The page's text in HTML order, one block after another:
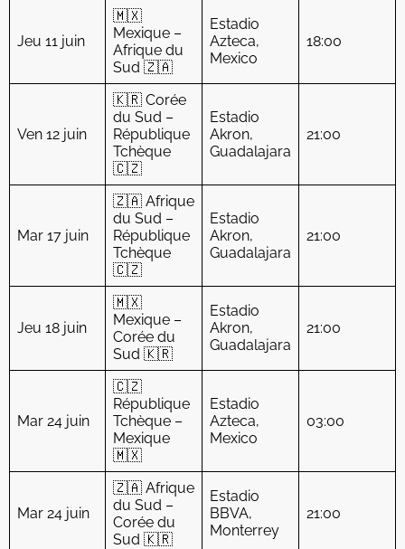
Jeu 11 juin
🇲🇽
Mexique –
Afrique du
Sud 🇿🇦
Estadio
Azteca,
Mexico
18:00
Ven 12 juin
🇰🇷 Corée
du Sud –
République
Tchèque
🇨🇿
Estadio
Akron,
Guadalajara
21:00
Mar 17 juin
🇿🇦 Afrique
du Sud –
République
Tchèque
🇨🇿
Estadio
Akron,
Guadalajara
21:00
Jeu 18 juin
🇲🇽
Mexique –
Corée du
Sud 🇰🇷
Estadio
Akron,
Guadalajara
21:00
Mar 24 juin
🇨🇿
République
Tchèque –
Mexique
🇲🇽
Estadio
Azteca,
Mexico
03:00
Mar 24 juin
🇿🇦 Afrique
du Sud –
Corée du
Sud 🇰🇷
Estadio
BBVA,
Monterrey
21:00